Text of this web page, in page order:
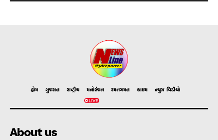
હોમ ગુજરાત રાષ્ટ્રીય મનોરંજન રમતગમત ક્રાઇમ ન્યુઝ વિડીયો
About us